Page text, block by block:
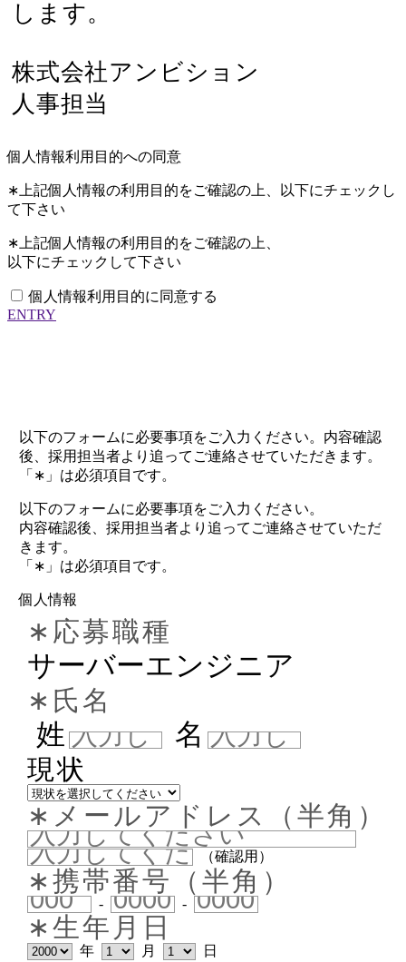
します。
株式会社アンビション
人事担当
個人情報利用目的への同意
∗上記個人情報の利用目的をご確認の上、以下にチェックし
て下さい
∗上記個人情報の利用目的をご確認の上、
以下にチェックして下さい
個人情報利用目的に同意する
ENTRY
以下のフォームに必要事項をご入力ください。内容確認
後、採用担当者より追ってご連絡させていただきます。
「∗」は必須項目です。
以下のフォームに必要事項をご入力ください。
内容確認後、採用担当者より追ってご連絡させていただ
きます。
「∗」は必須項目です。
個人情報
∗応募職種
サーバーエンジニア
∗氏名
姓 名
現状
∗メールアドレス（半角）
（確認用）
∗携帯番号（半角）
- -
∗生年月日
年 月 日